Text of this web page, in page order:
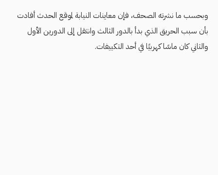
وبحسب ما نشرته الصحف، فإن معاينات النيابة لموقع الحدث أفادت
بأن سبب الحريق الذي بدأ بالدور الثالث وانتقل إلى الدورين الأول
والثاني كان ماسًا كهربيًا في أحد التكييفات.